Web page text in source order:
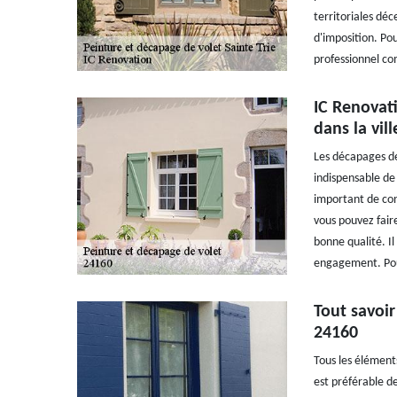
territoriales
d'imposition.
professionnel
IC
dans la
Les décapages
indispensable
important de
vous pouvez
bonne qualité.
engagement.
Tout
24160
Tous les
est préférable